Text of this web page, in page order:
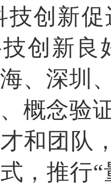
技创新
创新良
、深圳
概念验
和团队
，推行